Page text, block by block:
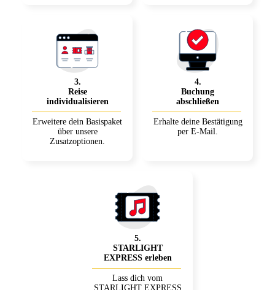
3.
Reise
individualisieren
Erweitere dein Basispaket
über unsere
Zusatzoptionen.
4.
Buchung
abschließen
Erhalte deine Bestätigung
per E-Mail.
5.
STARLIGHT
EXPRESS erleben
Lass dich vom
STARLIGHT EXPRESS